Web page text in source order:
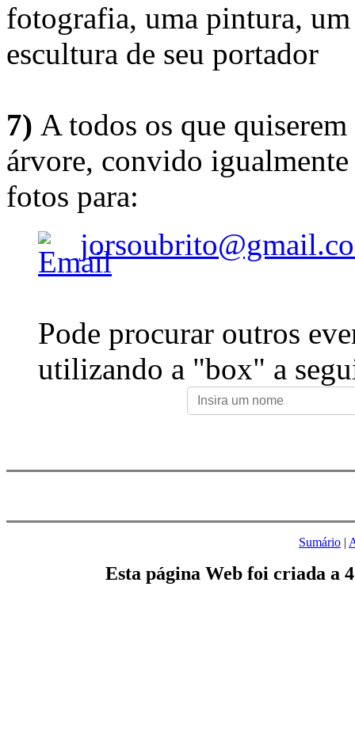
fotografia, uma pintura,
escultura de seu portador
7) A todos os que
árvore, convido
fotos para:
Pode procurar outros
utilizando a "box" a
Sumário |
Esta página Web foi criada a